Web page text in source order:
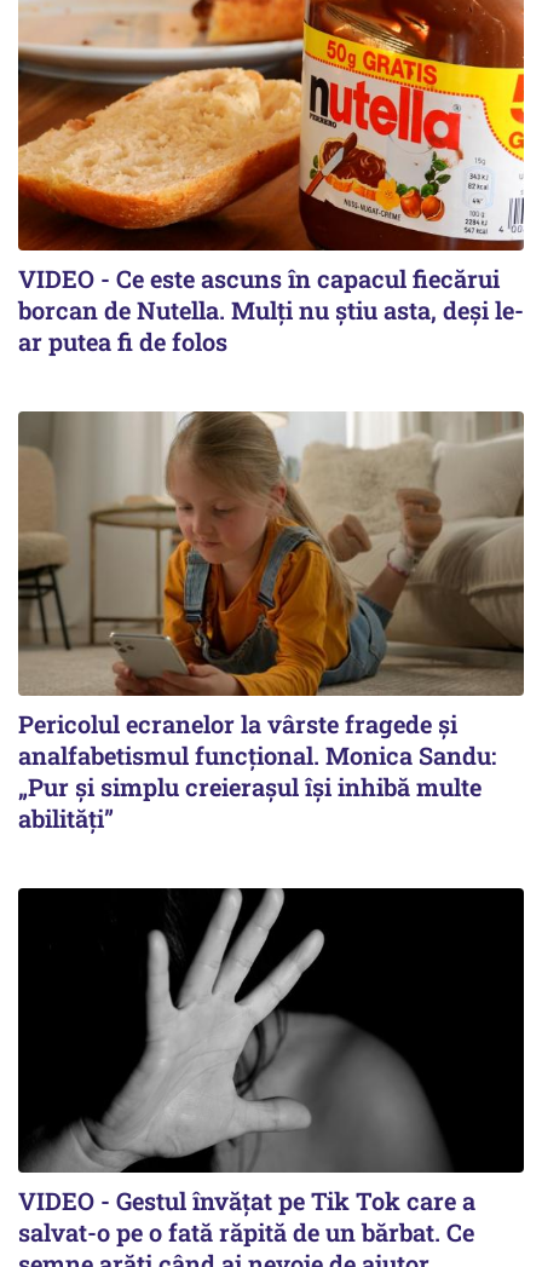
VIDEO - Ce este ascuns în capacul fiecărui
borcan de Nutella. Mulți nu știu asta, deși le-
ar putea fi de folos
Pericolul ecranelor la vârste fragede și
analfabetismul funcțional. Monica Sandu:
„Pur și simplu creierașul își inhibă multe
abilități”
VIDEO - Gestul învățat pe Tik Tok care a
salvat-o pe o fată răpită de un bărbat. Ce